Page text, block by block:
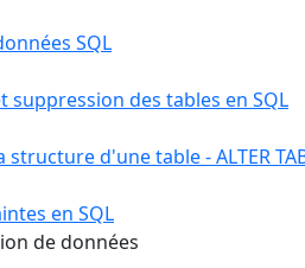
SQL
suppression des tables en SQL
d'une table - ALTER
en SQL
de données